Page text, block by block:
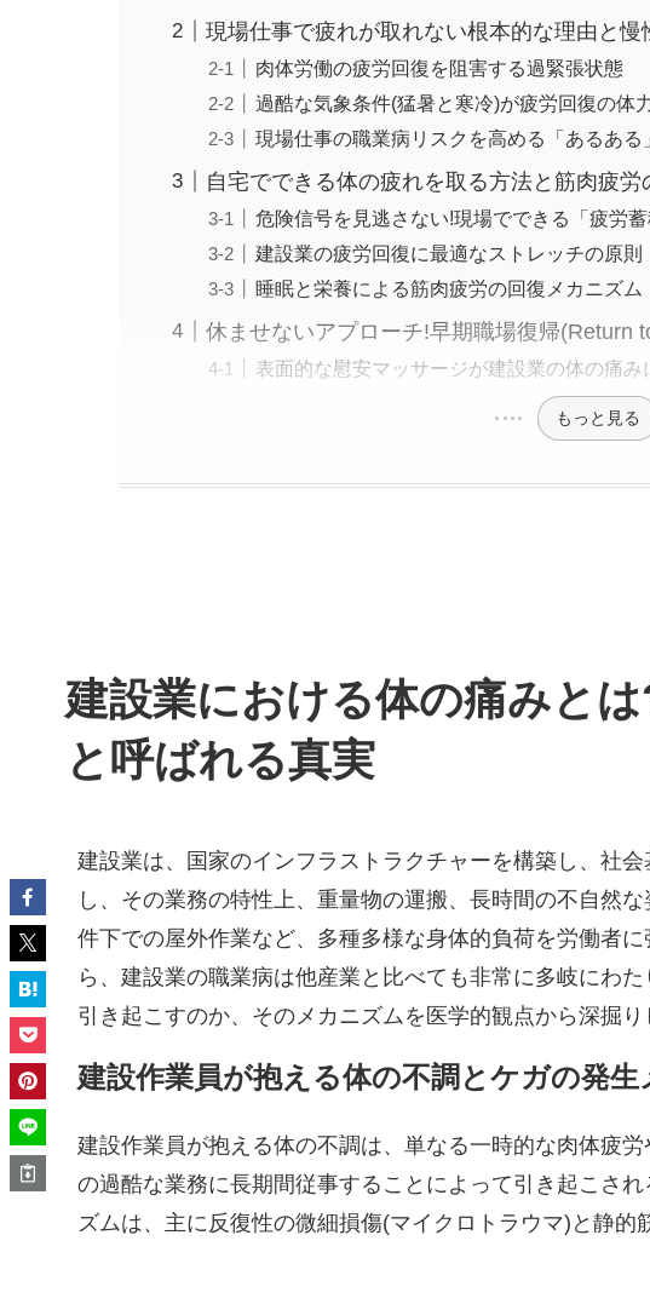
現場仕事で疲れが取れない根本的な理由と慢
肉体労働の疲労回復を阻害する過緊張状態
過酷な気象条件(猛暑と寒冷)が疲労回復の体
現場仕事の職業病リスクを高める「あるある
自宅でできる体の疲れを取る方法と筋肉疲労
危険信号を見逃さない!現場でできる「疲労
建設業の疲労回復に最適なストレッチの原則
睡眠と栄養による筋肉疲労の回復メカニズム
休ませないアプローチ!早期職場復帰(Return
表面的な慰安マッサージが建設業の体の痛
もっと見る
建設業における体の痛みと
と呼ばれる真実
建設業は、国家のインフラストラクチャーを構築し、社
し、その業務の特性上、重量物の運搬、長時間の不自然
件下での屋外作業など、多種多様な身体的負荷を労働者
ら、建設業の職業病は他産業と比べても非常に多岐にわ
引き起こすのか、そのメカニズムを医学的観点から深掘り
建設作業員が抱える体の不調とケガの発生
建設作業員が抱える体の不調は、単なる一時的な肉体疲
の過酷な業務に長期間従事することによって引き起こさ
ズムは、主に反復性の微細損傷(マイクロトラウマ)と静的